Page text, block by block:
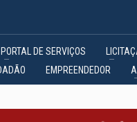
PORTAL DE SERVIÇOS
EMPREENDEDOR